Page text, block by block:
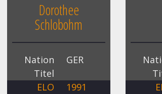
Dorothee
Schlobohm
Nation
GER
Titel
ELO
1991